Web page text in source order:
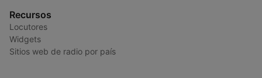
Recursos
Locutores
Widgets
Sitios web de radio por país